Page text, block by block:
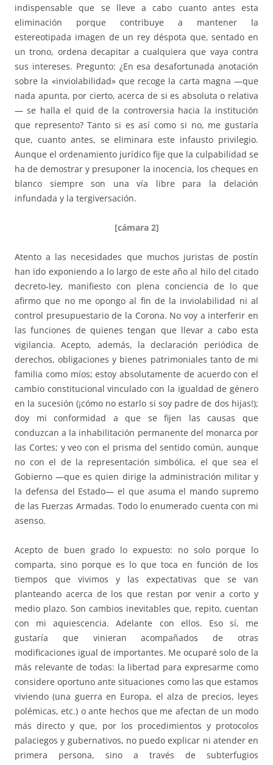
indispensable que se lleve a cabo cuanto antes esta
eliminación porque contribuye a mantener la
estereotipada imagen de un rey déspota que, sentado en
un trono, ordena decapitar a cualquiera que vaya contra
sus intereses. Pregunto: ¿En esa desafortunada anotación
sobre la «inviolabilidad» que recoge la carta magna —que
nada apunta, por cierto, acerca de si es absoluta o relativa
— se halla el quid de la controversia hacia la institución
que represento? Tanto si es así como si no, me gustaría
que, cuanto antes, se eliminara este infausto privilegio.
Aunque el ordenamiento jurídico fije que la culpabilidad se
ha de demostrar y presuponer la inocencia, los cheques en
blanco siempre son una vía libre para la delación
infundada y la tergiversación.
[cámara 2]
Atento a las necesidades que muchos juristas de postín
han ido exponiendo a lo largo de este año al hilo del citado
decreto-ley, manifiesto con plena conciencia de lo que
afirmo que no me opongo al fin de la inviolabilidad ni al
control presupuestario de la Corona. No voy a interferir en
las funciones de quienes tengan que llevar a cabo esta
vigilancia. Acepto, además, la declaración periódica de
derechos, obligaciones y bienes patrimoniales tanto de mi
familia como míos; estoy absolutamente de acuerdo con el
cambio constitucional vinculado con la igualdad de género
en la sucesión (¡cómo no estarlo si soy padre de dos hijas!);
doy mi conformidad a que se fijen las causas que
conduzcan a la inhabilitación permanente del monarca por
las Cortes; y veo con el prisma del sentido común, aunque
no con el de la representación simbólica, el que sea el
Gobierno —que es quien dirige la administración militar y
la defensa del Estado— el que asuma el mando supremo
de las Fuerzas Armadas. Todo lo enumerado cuenta con mi
asenso.
Acepto de buen grado lo expuesto: no solo porque lo
comparta, sino porque es lo que toca en función de los
tiempos que vivimos y las expectativas que se van
planteando acerca de los que restan por venir a corto y
medio plazo. Son cambios inevitables que, repito, cuentan
con mi aquiescencia. Adelante con ellos. Eso sí, me
gustaría que vinieran acompañados de otras
modificaciones igual de importantes. Me ocuparé solo de la
más relevante de todas: la libertad para expresarme como
considere oportuno ante situaciones como las que estamos
viviendo (una guerra en Europa, el alza de precios, leyes
polémicas, etc.) o ante hechos que me afectan de un modo
más directo y que, por los procedimientos y protocolos
palaciegos y gubernativos, no puedo explicar ni atender en
primera persona, sino a través de subterfugios